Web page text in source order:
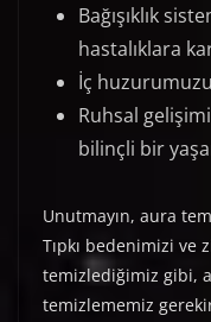
Bağışıklık
hastalıklara
İç
Ruhsal
bilinçli bir
Unutmayın, aura
Tıpkı bedenimizi
temizlediğimiz gibi,
temizlememiz